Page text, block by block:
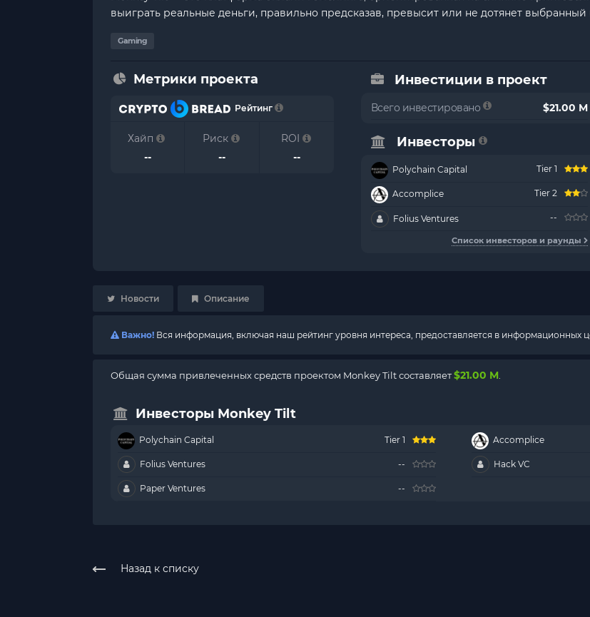
выиграть реальные деньги, правильно предсказав, превысит или не дотянет выбранный
Gaming
Метрики проекта
Рейтинг
Хайп
--
Риск
--
ROI
--
Инвестиции в проект
Всего инвестировано $21.00 M
Инвесторы
Polychain Capital Tier 1
Accomplice Tier 2
Folius Ventures --
Список инвесторов и раунды
Новости Описание
Важно! Вся информация, включая наш рейтинг уровня интереса, предоставляется в информационных
Общая сумма привлеченных средств проектом Monkey Tilt составляет$21.00 M
Инвесторы Monkey Tilt
Polychain Capital Tier 1 Accomplice
Folius Ventures -- Hack VC
Paper Ventures --
Назад к списку